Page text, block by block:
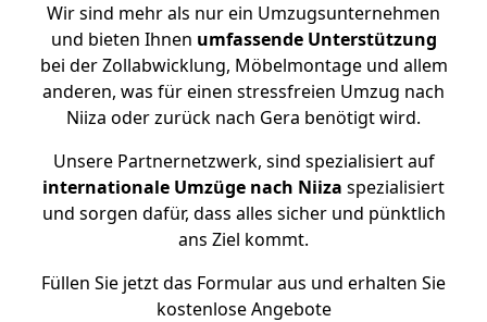
Wir sind mehr als nur ein Umzugsunternehmen
und bieten Ihnen umfassende Unterstützung
bei der Zollabwicklung, Möbelmontage und allem
anderen, was für einen stressfreien Umzug nach
Niiza oder zurück nach Gera benötigt wird.
Unsere Partnernetzwerk, sind spezialisiert auf
internationale Umzüge nach Niiza spezialisiert
und sorgen dafür, dass alles sicher und pünktlich
ans Ziel kommt.
Füllen Sie jetzt das Formular aus und erhalten Sie
kostenlose Angebote